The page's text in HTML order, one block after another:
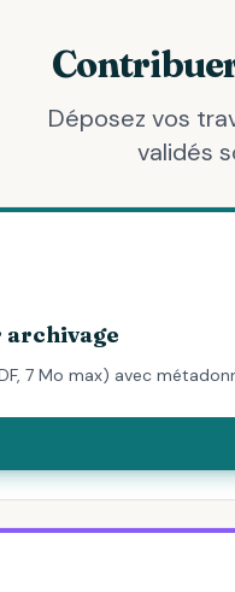
Déposez vos
validés
archivage
7 Mo max) avec